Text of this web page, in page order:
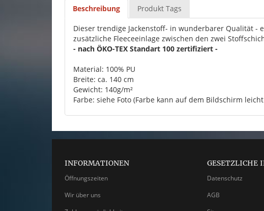
Beschreibung Produkt Tags
Dieser trendige Jackenstoff- in wunderbarer Qualität -
zusätzliche Fleeceeinlage zwischen den zwei
- nach ÖKO-TEX Standart 100 zertifiziert -
Material: 100% PU
Breite: ca. 140 cm
Gewicht: 140g/m²
Farbe: siehe Foto (Farbe kann auf dem Bildschirm
INFORMATIONEN
Öffnungszeiten
Wir über uns
GESETZLICHE
Datenschutz
AGB